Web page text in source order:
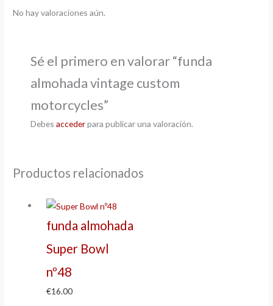
No hay valoraciones aún.
Sé el primero en valorar “funda
almohada vintage custom
motorcycles”
Debesaccederpara publicar una valoración.
Productos relacionados
funda almohada
Super Bowl
nº48
€16.00